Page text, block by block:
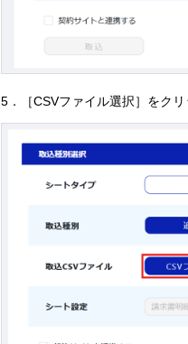
5．［CSVファイル選択］をクリ